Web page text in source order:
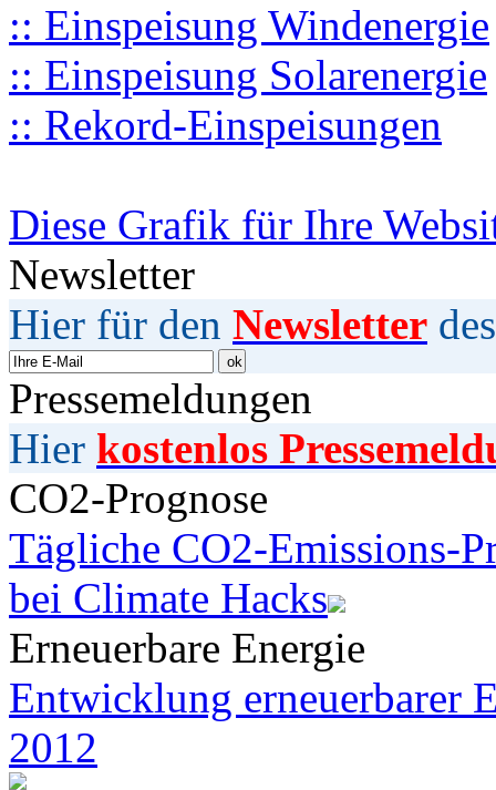
:: Einspeisung Windenergie
:: Einspeisung Solarenergie
:: Rekord-Einspeisungen
Diese Grafik für Ihre
Newsletter
Hier für den Newsletter
Pressemeldungen
Hier kostenlos
CO2-Prognose
Tägliche CO2-Emissions-
bei Climate Hacks
Erneuerbare Energie
Entwicklung erneuerbarer
2012